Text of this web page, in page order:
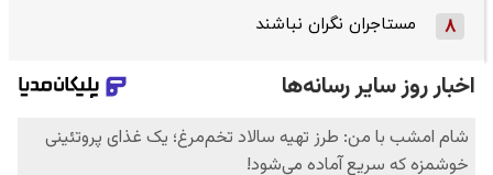
8 مستاجران نگران نباشند